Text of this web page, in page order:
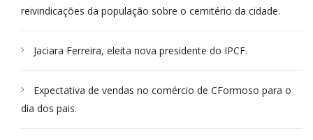
reivindicações da população sobre o cemitério da cidade.
Jaciara Ferreira, eleita nova presidente do IPCF.
Expectativa de vendas no comércio de CFormoso para o
dia dos pais.